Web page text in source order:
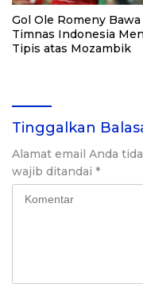
Gol Ole Romeny Bawa
Timnas Indonesia
Tipis atas Mozambik
Tinggalkan
Alamat email Anda
wajib ditandai *